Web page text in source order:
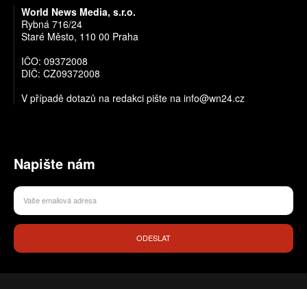
World News Media, s.r.o.
Rybná 716/24
Staré Město, 110 00 Praha
IČO: 09372008
DIČ: CZ09372008
V případě dotazů na redakci pište na info@wn24.cz
Napište nám
ODESLAT